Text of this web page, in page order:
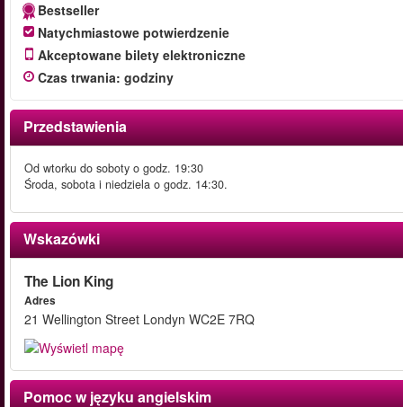
Bestseller
Natychmiastowe potwierdzenie
Akceptowane bilety elektroniczne
Czas trwania: godziny
Przedstawienia
Od wtorku do soboty o godz. 19:30
Środa, sobota i niedziela o godz. 14:30.
Wskazówki
The Lion King
Adres
21 Wellington Street Londyn WC2E 7RQ
Pomoc w języku angielskim